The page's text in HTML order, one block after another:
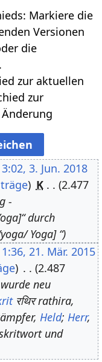
Markiere die
Versionen
die
zur aktuellen
zur
3. Jun. 2018
K
2.477
-
durch
Yoga] “
21. Mär. 2015
2.487
neu
रथिर rathira,
Held; Herr,
und